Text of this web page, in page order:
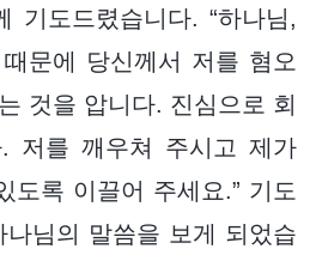
기도드렸습니다. “하나님,
문에 당신께서 저를 혐오
것을 압니다. 진심으로 회
저를 깨우쳐 주시고 제가
도록 이끌어 주세요.” 기도
님의 말씀을 보게 되었습